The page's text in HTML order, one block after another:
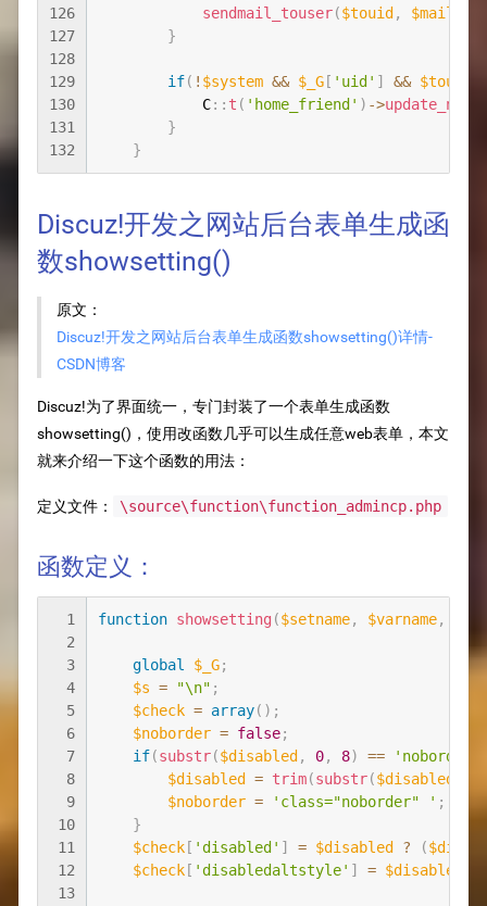
126
127
128
129
130
131
132
sendmail_touser($touid ,
}
if( ! $system && $_G[ 'uid' ] && $touid
C:: t ( 'home_friend' ) ->
}
}
Discuz!开发之网站后台表单生成函
数showsetting()
原文：
Discuz!开发之网站后台表单生成函数showsetting()详情-
CSDN博客
Discuz!为了界面统一，专门封装了一个表单生成函数
showsetting()，使用改函数几乎可以生成任意web表单，本文
就来介绍一下这个函数的用法：
定义文件： \source\function\function_admincp.php
函数定义：
1
2
3
4
5
6
7
8
9
10
11
12
13
function showsetting ($setname, $varname,
global $_G;
$s = "\n" ;
$check = array( ) ;
$noborder = false;
if(substr($disabled , 0, 8) == 'noborder'
$disabled
= trim(substr($disabled
$noborder = 'class="noborder" ' ;
}
$check[ 'disabled' ] = $disabled ? (
$check[ 'disabledaltstyle' ] = $disabled